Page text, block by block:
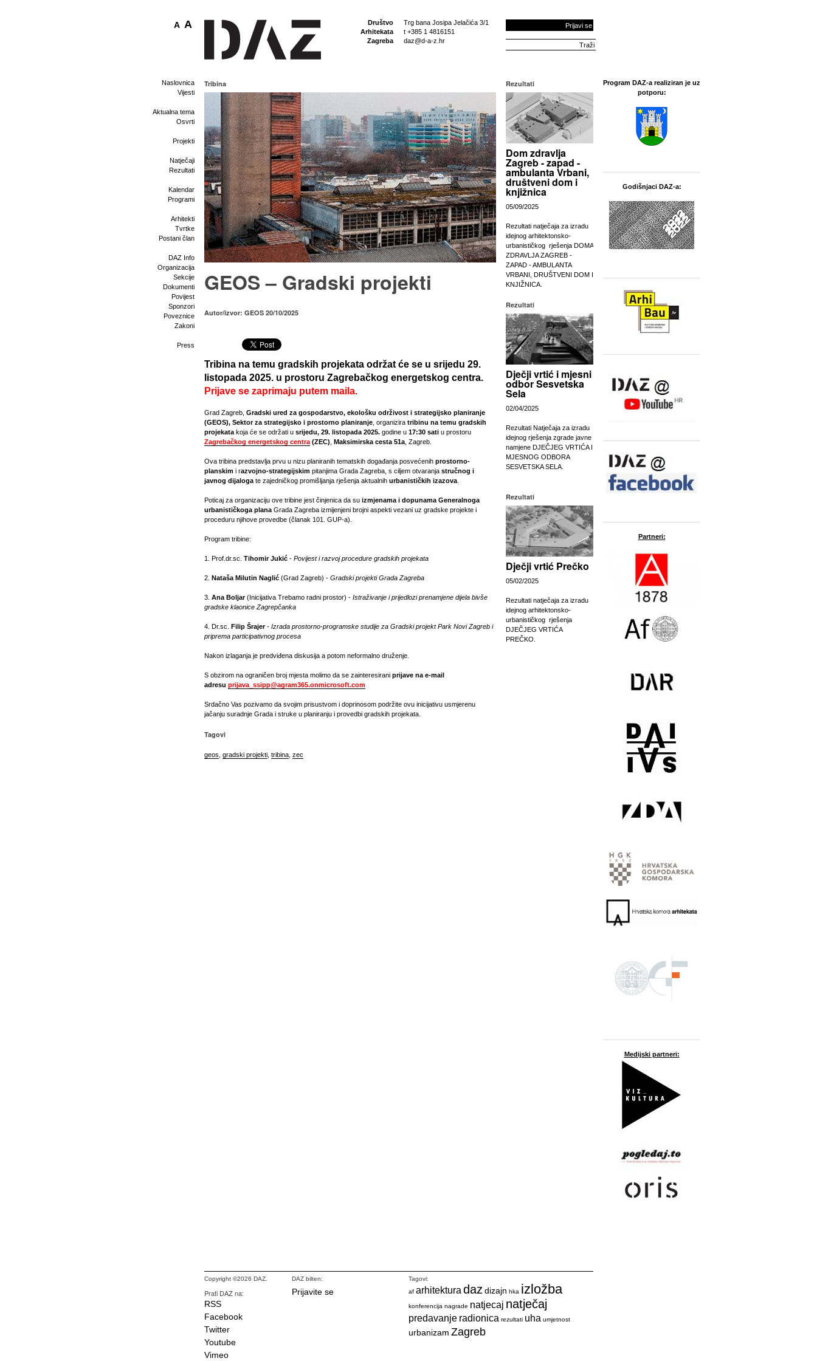
Društvo
Arhitekata
Zagreba
Trg bana Josipa Jelačića 3/1
t +385 1 4816151
daz@d-a-z.hr
Prijavi se
A A
Naslovnica
Vijesti
Aktualna tema
Osvrti
Projekti
Natječaji
Rezultati
Kalendar
Programi
Arhitekti
Tvrtke
Postani član
DAZ Info
Organizacija
Sekcije
Dokumenti
Povijest
Sponzori
Poveznice
Zakoni
Press
Tribina
GEOS – Gradski projekti
Autor/izvor: GEOS 20/10/2025
Tribina na temu gradskih projekata održat će se u srijedu 29.
listopada 2025. u prostoru Zagrebačkog energetskog centra.
Prijave se zaprimaju putem maila.
Grad Zagreb, Gradski ured za gospodarstvo, ekološku održivost i strategijsko planiranje
(GEOS), Sektor za strategijsko i prostorno planiranje , organizira tribinu na temu gradskih
projekata koja će se održati u srijedu, 29. listopada 2025. godine u 17:30 sati u prostoru
Zagrebačkog energetskog centra (ZEC) Maksimirska cesta 51a , Zagreb.
Ova tribina predstavlja prvu u nizu planiranih tematskih događanja posvećenih prostorno-
planskim i razvojno-strategijskim pitanjima Grada Zagreba, s ciljem otvaranja stručnog i
javnog dijaloga te zajedničkog promišljanja rješenja aktualnih urbanističkih izazova
Poticaj za organizaciju ove tribine jest činjenica da su izmjenama i dopunama Generalnoga
urbanističkoga plana Grada Zagreba izmijenjeni brojni aspekti vezani uz gradske projekte i
proceduru njihove provedbe (članak 101. GUP-a).
Program tribine:
1. Prof.dr.sc. Tihomir Jukić - Povijest i razvoj procedure gradskih projekata
2. Nataša Milutin Naglić (Grad Zagreb) - Gradski projekti Grada Zagreba
3. Ana Boljar(Inicijativa Trebamo radni prostor) - Istraživanje i prijedlozi prenamjene dijela bivše
gradske klaonice Zagrepčanka
4. Dr.sc. Filip Šrajer- Izrada prostorno-programske studije za Gradski projekt Park Novi Zagreb i
priprema participativnog procesa
Nakon izlaganja je predviđena diskusija a potom neformalno druženje.
S obzirom na ograničen broj mjesta molimo da se zainteresirani prijave na e-mail
adresu prijava_ssipp@agram365.onmicrosoft.com
Srdačno Vas pozivamo da svojim prisustvom i doprinosom podržite ovu inicijativu usmjerenu
jačanju suradnje Grada i struke u planiranju i provedbi gradskih projekata.
Tagovi
geos gradski projekti tribina zec
Rezultati
Dom zdravlja
Zagreb - zapad -
ambulanta Vrbani,
društveni dom i
knjižnica
05/09/2025
Rezultati natječaja za izradu
idejnog arhitektonsko-
urbanističkog rješenja DOMA
ZDRAVLJA ZAGREB -
ZAPAD - AMBULANTA
VRBANI, DRUŠTVENI DOM I
KNJIŽNICA.
Rezultati
Dječji vrtić i mjesni
odbor Sesvetska
Sela
02/04/2025
Rezultati Natječaja za izradu
idejnog rješenja zgrade javne
namjene DJEČJEG VRTIĆA I
MJESNOG ODBORA
SESVETSKA SELA.
Rezultati
Dječji vrtić Prečko
05/02/2025
Rezultati natječaja za izradu
idejnog arhitektonsko-
urbanističkog rješenja
DJEČJEG VRTIĆA
PREČKO.
Program DAZ-a realiziran je uz
potporu:
Godišnjaci DAZ-a:
Partneri:
Medijski partneri:
Copyright ©2026 DAZ.
Prati DAZ na:
RSS
Facebook
Twitter
Youtube
Vimeo
DAZ bilten:
Prijavite se
Tagovi:
af arhitektura daz dizajn hka izložba
konferencija nagrade natjecaj natječaj
predavanje radionica rezultati uha umjetnost
urbanizam Zagreb